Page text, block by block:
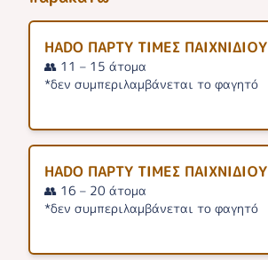
HADO ΠΑΡΤΥ ΤΙΜΕΣ ΠΑΙΧΝΙΔΙΟΥ
👥 11 – 15 άτομα
*δεν συμπεριλαμβάνεται το φαγητό
HADO ΠΑΡΤΥ ΤΙΜΕΣ ΠΑΙΧΝΙΔΙΟΥ
👥 16 – 20 άτομα
*δεν συμπεριλαμβάνεται το φαγητό